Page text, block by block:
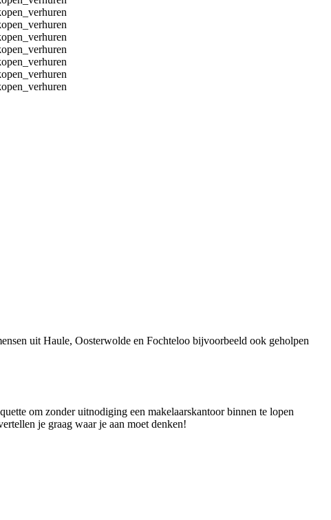
uit Haule, Oosterwolde en Fochteloo bijvoorbeeld ook geholpen
om zonder uitnodiging een makelaarskantoor binnen te lopen
je graag waar je aan moet denken!